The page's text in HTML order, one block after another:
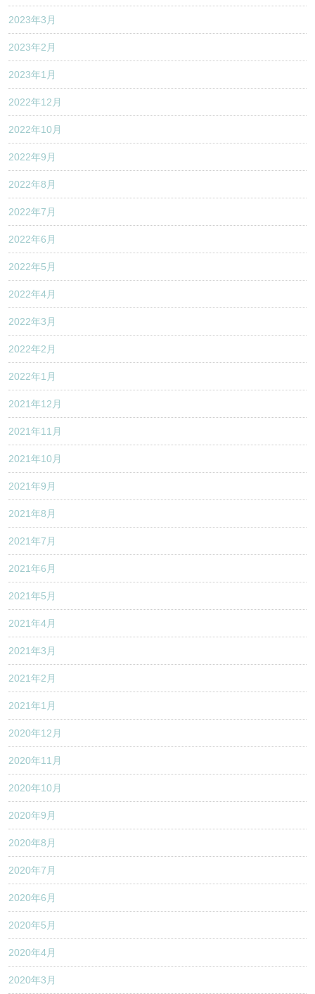
2023年3月
2023年2月
2023年1月
2022年12月
2022年10月
2022年9月
2022年8月
2022年7月
2022年6月
2022年5月
2022年4月
2022年3月
2022年2月
2022年1月
2021年12月
2021年11月
2021年10月
2021年9月
2021年8月
2021年7月
2021年6月
2021年5月
2021年4月
2021年3月
2021年2月
2021年1月
2020年12月
2020年11月
2020年10月
2020年9月
2020年8月
2020年7月
2020年6月
2020年5月
2020年4月
2020年3月